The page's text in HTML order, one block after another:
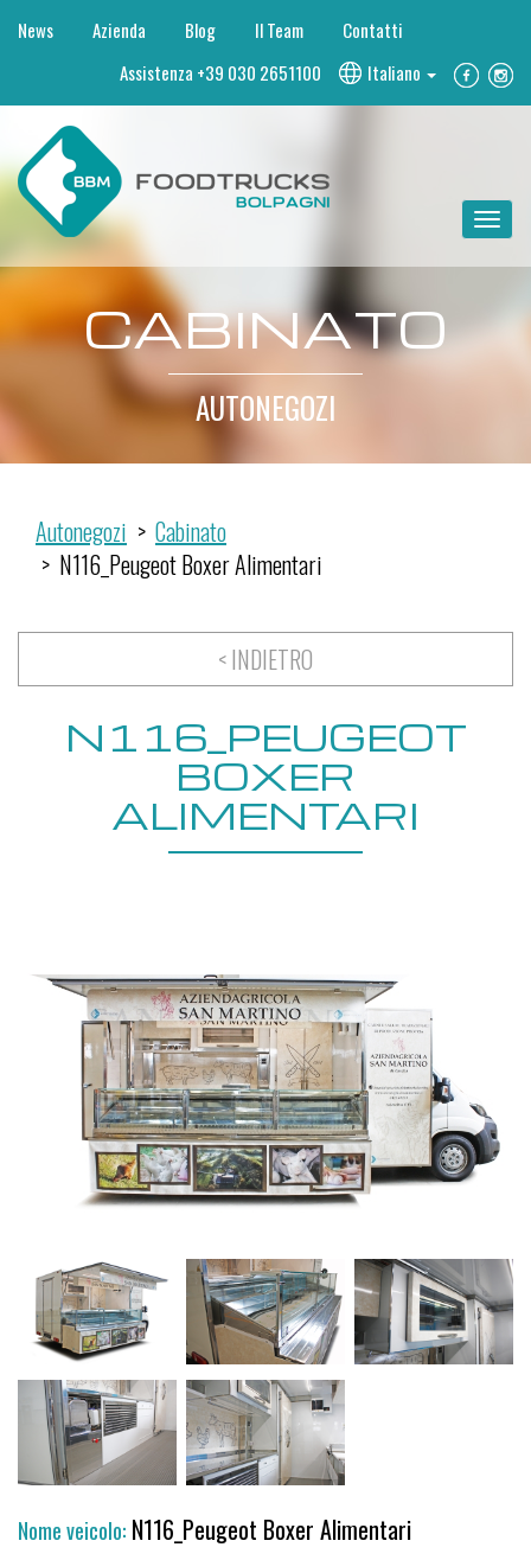
News Azienda Blog Il Team
Contatti
Italiano
Assistenza +39 030 2651100
Toggle
CABINATO
AUTONEGOZI
Autonegozi
Cabinato
N116_Peugeot Boxer Alimentari
< INDIETRO
N116_PEUGEOT
BOXER
ALIMENTARI
Nome veicolo: N116_Peugeot Boxer Alimentari